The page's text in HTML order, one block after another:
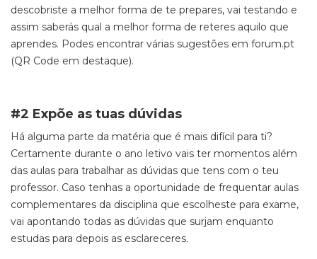
descobriste a melhor forma de te prepares, vai testando e
assim saberás qual a melhor forma de reteres aquilo que
aprendes. Podes encontrar várias sugestões em forum.pt
(QR Code em destaque).
#2 Expõe as tuas dúvidas
Há alguma parte da matéria que é mais difícil para ti?
Certamente durante o ano letivo vais ter momentos além
das aulas para trabalhar as dúvidas que tens com o teu
professor. Caso tenhas a oportunidade de frequentar aulas
complementares da disciplina que escolheste para exame,
vai apontando todas as dúvidas que surjam enquanto
estudas para depois as esclareceres.